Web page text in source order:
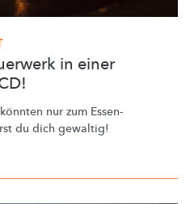
in einer
nur zum Essen-
du dich gewaltig!